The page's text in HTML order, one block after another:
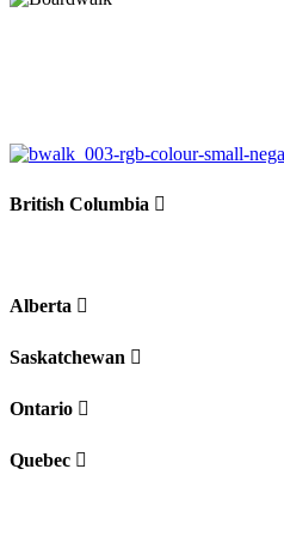
British Columbia
Alberta
Saskatchewan
Ontario
Quebec